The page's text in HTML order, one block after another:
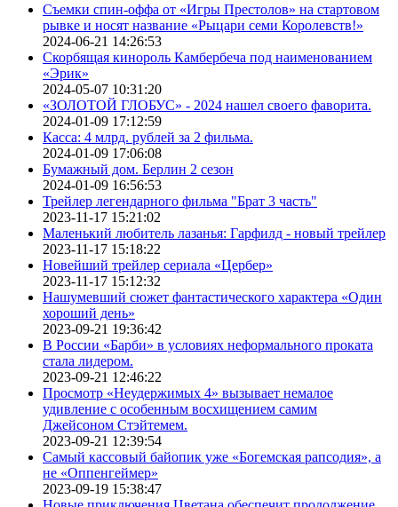
Съемки спин-оффа от «Игры Престолов» на стартовом
рывке и носят название «Рыцари семи Королевств!»
2024-06-21 14:26:53
Скорбящая кинороль Камбербеча под наименованием
«Эрик»
2024-05-07 10:31:20
«ЗОЛОТОЙ ГЛОБУС» - 2024 нашел своего фаворита.
2024-01-09 17:12:59
Касса: 4 млрд. рублей за 2 фильма.
2024-01-09 17:06:08
Бумажный дом. Берлин 2 сезон
2024-01-09 16:56:53
Трейлер легендарного фильма "Брат 3 часть"
2023-11-17 15:21:02
Маленький любитель лазанья: Гарфилд - новый трейлер
2023-11-17 15:18:22
Новейший трейлер сериала «Цербер»
2023-11-17 15:12:32
Нашумевший сюжет фантастического характера «Один
хороший день»
2023-09-21 19:36:42
В России «Барби» в условиях неформального проката
стала лидером.
2023-09-21 12:46:22
Просмотр «Неудержимых 4» вызывает немалое
удивление с особенным восхищением самим
Джейсоном Стэйтемем.
2023-09-21 12:39:54
Самый кассовый байопик уже «Богемская рапсодия», а
не «Оппенгеймер»
2023-09-19 15:38:47